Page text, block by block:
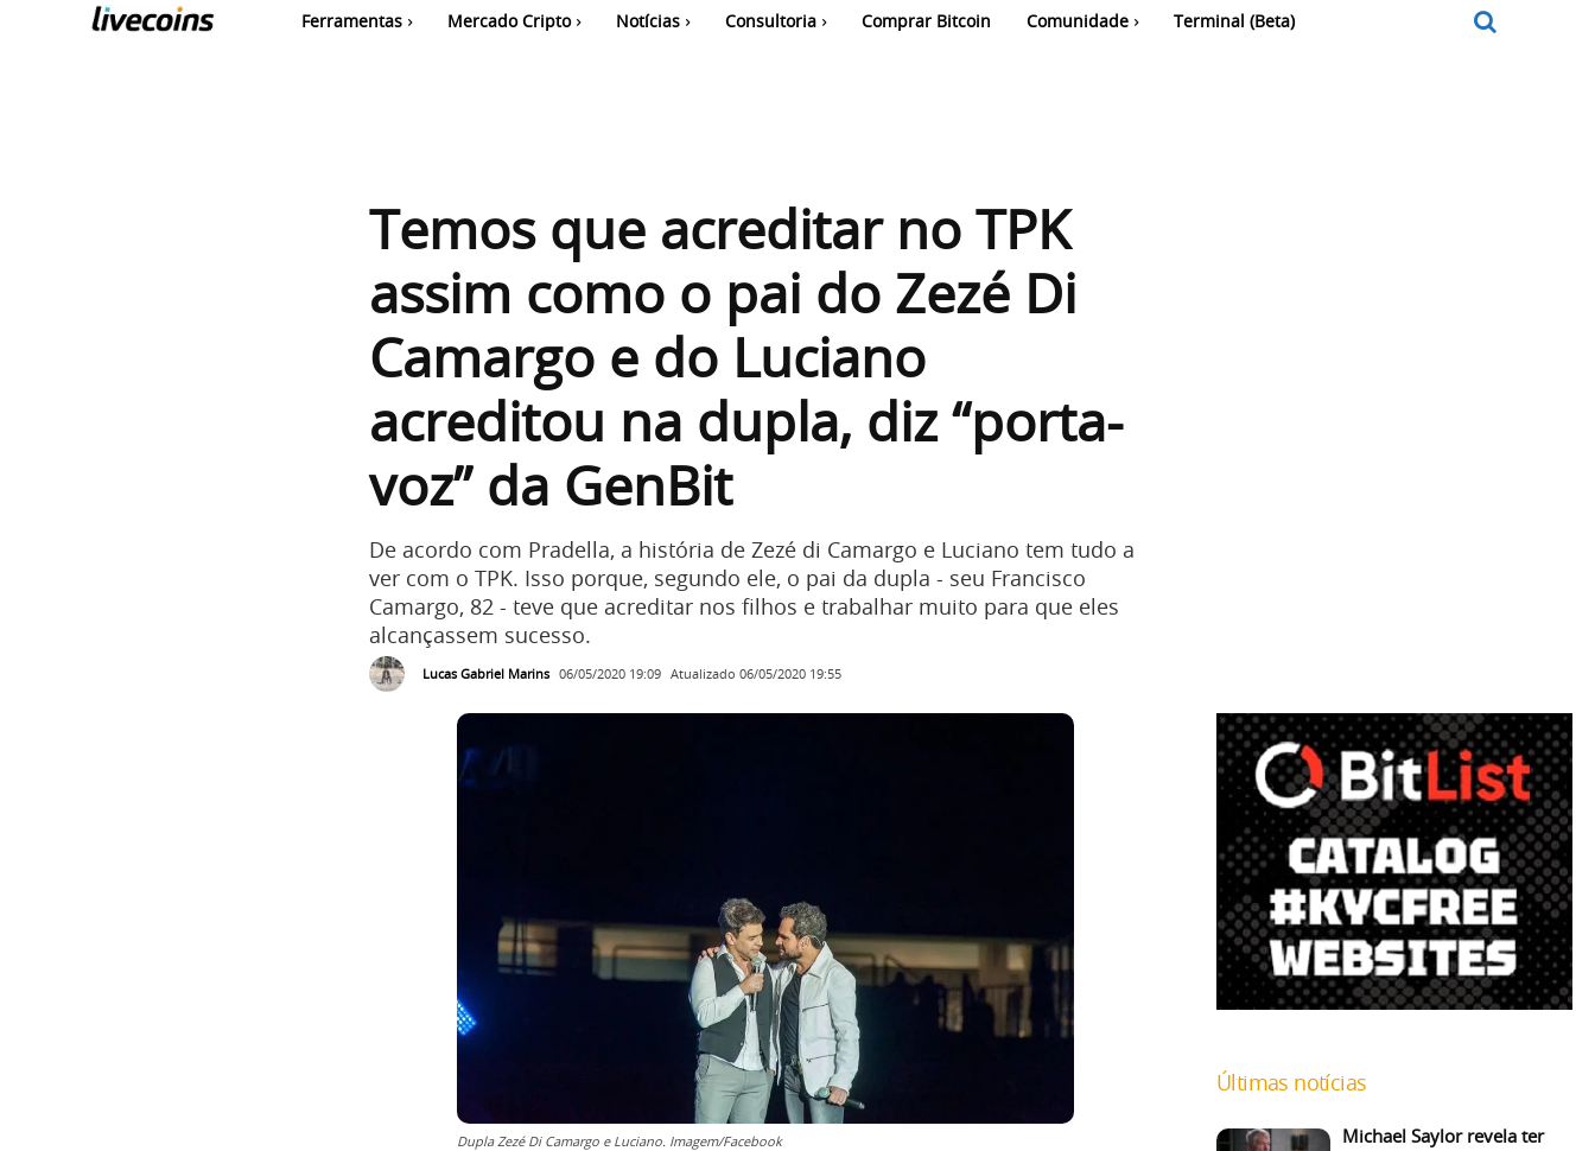
Ferramentas Mercado Cripto Notícias Consultoria Comprar Bitcoin Comunidade Terminal (Beta)
Temos que acreditar no TPK
assim como o pai do Zezé Di
Camargo e do Luciano
acreditou na dupla, diz “porta-
voz” da GenBit
De acordo com Pradella, a história de Zezé di Camargo e Luciano tem tudo a
ver com o TPK. Isso porque, segundo ele, o pai da dupla - seu Francisco
Camargo, 82 - teve que acreditar nos filhos e trabalhar muito para que eles
alcançassem sucesso.
Lucas Gabriel Marins 06/05/2020 19:09 Atualizado 06/05/2020 19:55
Dupla Zezé Di Camargo e Luciano. Imagem/Facebook
Últimas notícias
Michael Saylor revela ter